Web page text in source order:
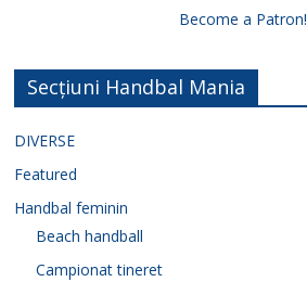
Become a Patron!
Secțiuni Handbal Mania
DIVERSE
Featured
Handbal feminin
Beach handball
Campionat tineret